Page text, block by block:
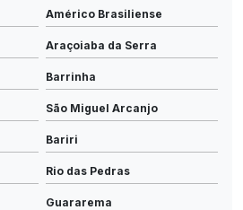
Américo Brasiliense
Araçoiaba da Serra
Barrinha
São Miguel Arcanjo
Bariri
Rio das Pedras
Guararema